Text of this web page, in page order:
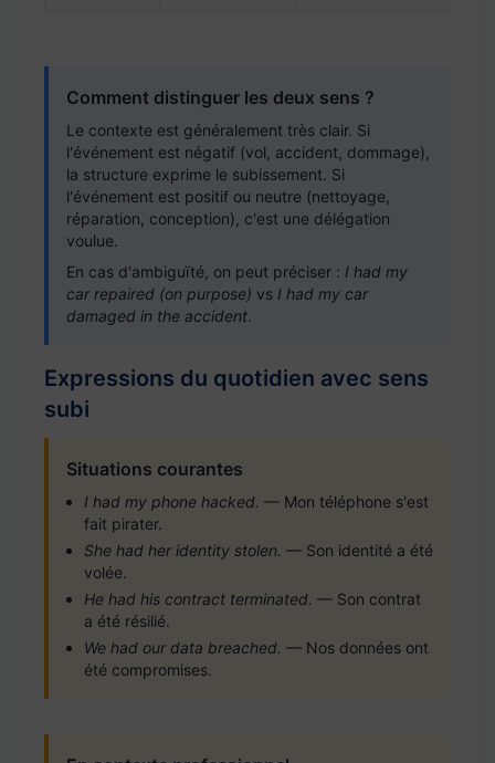
Comment distinguer les deux sens ?
Le contexte est généralement très clair. Si
l'événement est négatif (vol, accident, dommage),
la structure exprime le subissement. Si
l'événement est positif ou neutre (nettoyage,
réparation, conception), c'est une délégation
voulue.
En cas d'ambiguïté, on peut préciser : I had my
car repaired (on purpose) vs I had my car
damaged in the accident.
Expressions du quotidien avec sens
subi
Situations courantes
I had my phone hacked. — Mon téléphone s'est
fait pirater.
She had her identity stolen. — Son identité a été
volée.
He had his contract terminated. — Son contrat
a été résilié.
We had our data breached. — Nos données ont
été compromises.